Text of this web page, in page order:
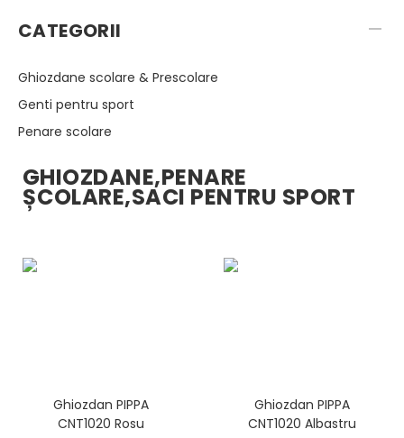
CATEGORII
Ghiozdane scolare & Prescolare
Genti pentru sport
Penare scolare
GHIOZDANE,PENARE
ȘCOLARE,SACI PENTRU SPORT
Ghiozdan PIPPA
CNT1020 Rosu
Ghiozdan PIPPA
CNT1020 Albastru